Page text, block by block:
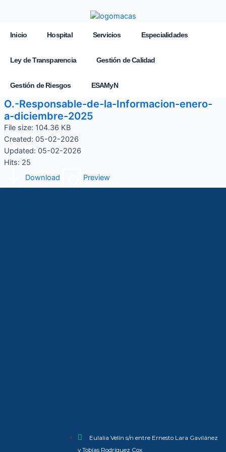
Inicio Hospital Servicios Especialidades
Ley de Transparencia Gestión de Calidad
Gestión de Riesgos ESAMyN
O.-Responsable-de-la-Informacion-enero-
a-diciembre-2025
File size: 104.36 KB
Created: 05-02-2026
Updated: 05-02-2026
Hits: 25
Download
Preview
Eulalia Velín s/n entre Ernesto Lara Gavilánez
y Tobías Rodríguez Cox